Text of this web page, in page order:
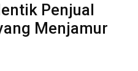
Penjual
Menjamur